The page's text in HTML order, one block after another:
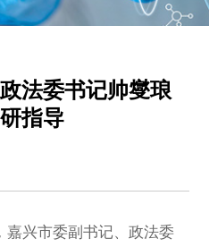
法委书记帅燮琅
指导
嘉兴市委副书记、政法委